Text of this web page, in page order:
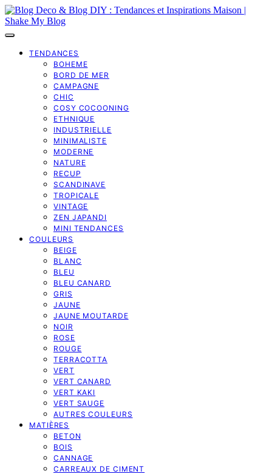
TENDANCES
BOHEME
BORD DE MER
CAMPAGNE
CHIC
COSY COCOONING
ETHNIQUE
INDUSTRIELLE
MINIMALISTE
MODERNE
NATURE
RECUP
SCANDINAVE
TROPICALE
VINTAGE
ZEN JAPANDI
MINI TENDANCES
COULEURS
BEIGE
BLANC
BLEU
BLEU CANARD
GRIS
JAUNE
JAUNE MOUTARDE
NOIR
ROSE
ROUGE
TERRACOTTA
VERT
VERT CANARD
VERT KAKI
VERT SAUGE
AUTRES COULEURS
MATIÈRES
BETON
BOIS
CANNAGE
CARREAUX DE CIMENT